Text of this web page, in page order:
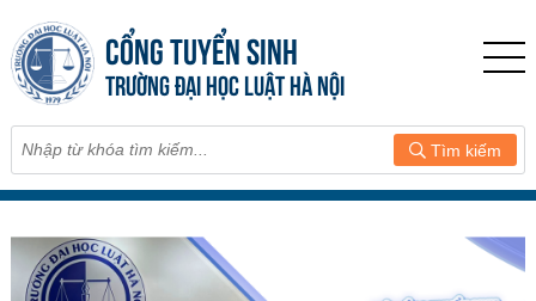
CỔNG TUYỂN SINH
TRƯỜNG ĐẠI HỌC LUẬT HÀ NỘI
Tìm kiếm